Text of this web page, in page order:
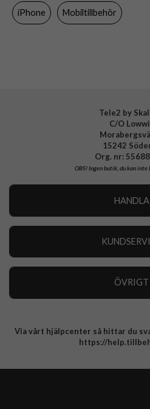
Material
Varumärke
iPhone Mobiltillbehör
Tele2 by
C/O
15242
Org. nr:
OBS!Ingen butik, du kan inte
HANDLA
ÖVRIGT
Integritetspolicy
Via vårt hjälpcenter så hittar du
https://